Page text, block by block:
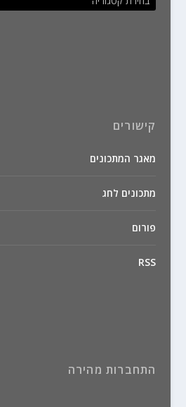
קישורים
מאגר המתכונים
מתכונים לחג
פורום
RSS
התחברות מהירה